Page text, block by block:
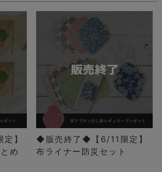
】
め
◆販売終了◆【6/11限定】
布ライナー防災セット